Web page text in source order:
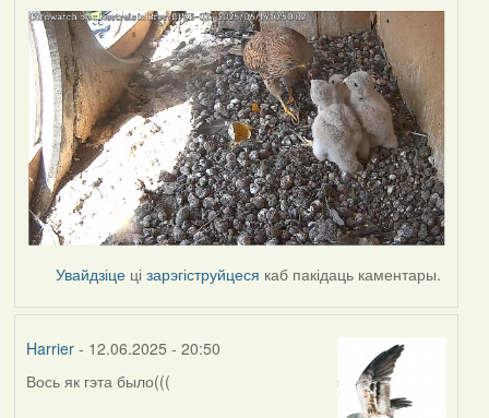
Увайдзіце цізарэгіструйцеся каб пакідаць каментары.
Harrier- 12.06.2025 - 20:50
Вось як гэта было(((